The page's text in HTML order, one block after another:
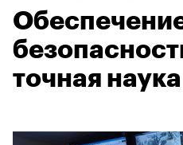
точная наука